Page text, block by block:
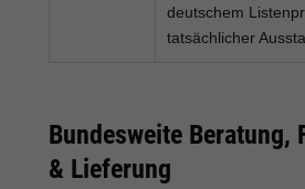
deutschem
tatsächlicher
Bundesweite Beratung,
& Lieferung